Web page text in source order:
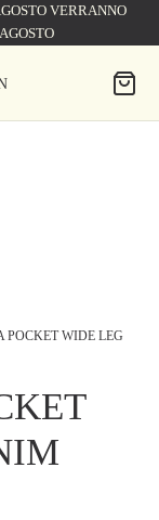
VERRANNO
POCKET WIDE LEG